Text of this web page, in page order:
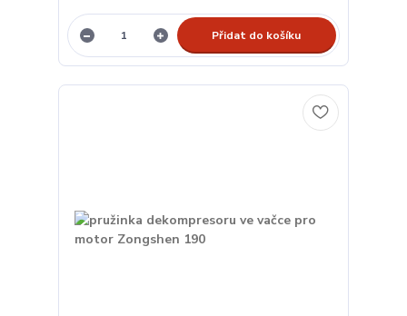
Přidat do košíku